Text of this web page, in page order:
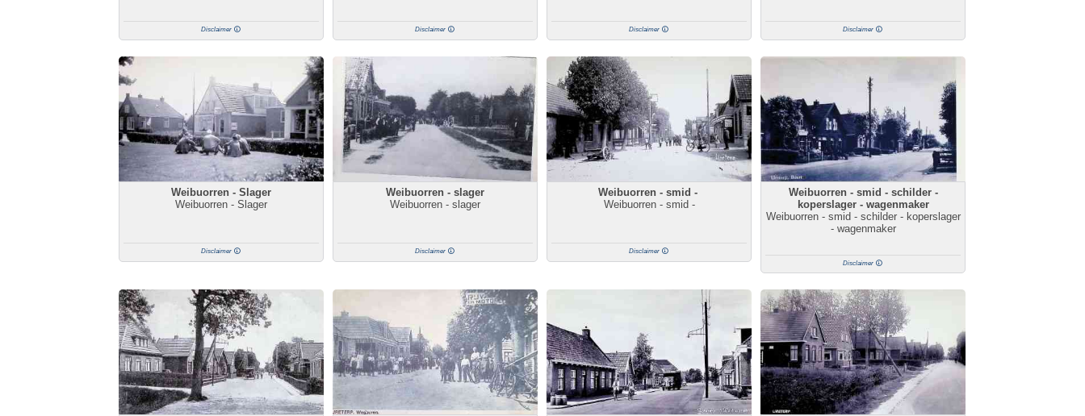
Disclaimer Disclaimer Disclaimer Disclaimer
Weibuorren - Slager
Weibuorren - Slager
Disclaimer
Weibuorren - slager
Weibuorren - slager
Disclaimer
Weibuorren - smid -
Weibuorren - smid -
Disclaimer
Weibuorren - smid - schilder -
koperslager - wagenmaker
Weibuorren - smid - schilder - koperslager
- wagenmaker
Disclaimer